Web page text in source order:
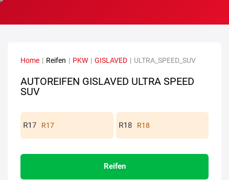
Home | Reifen | PKW | GISLAVED | ULTRA_SPEED_SUV
AUTOREIFEN GISLAVED ULTRA SPEED
SUV
R17 R18
Reifen